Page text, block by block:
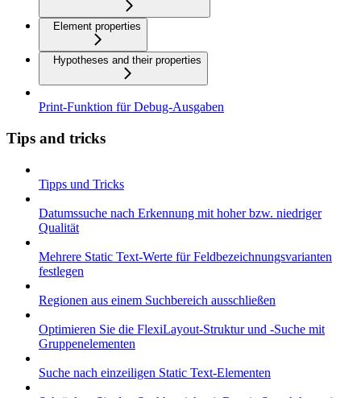
Element properties
Hypotheses and their properties
Print-Funktion für Debug-Ausgaben
Tips and tricks
Tipps und Tricks
Datumssuche nach Erkennung mit hoher bzw. niedriger
Qualität
Mehrere Static Text-Werte für Feldbezeichnungsvarianten
festlegen
Regionen aus einem Suchbereich ausschließen
Optimieren Sie die FlexiLayout-Struktur und -Suche mit
Gruppenelementen
Suche nach einzeiligen Static Text-Elementen